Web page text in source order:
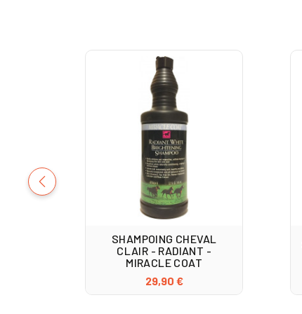
SHAMPOING CHEVAL
CLAIR - RADIANT -
MIRACLE COAT
29,90 €